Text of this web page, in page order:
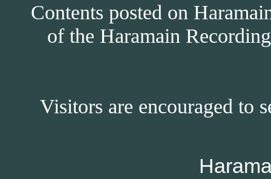
Contents posted on
of the Haramain
Visitors are encouraged to